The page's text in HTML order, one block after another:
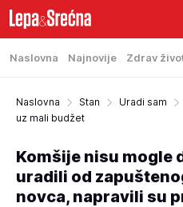
Naslovna Najnovije Zdrav
Naslovna Stan Uradi sam
uz mali budžet
Komšije nisu mogle
uradili od
novca, napravili su